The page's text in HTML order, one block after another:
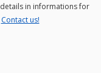
in informations for
Contact us!